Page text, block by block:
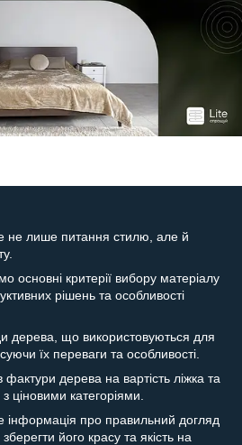
не лише питання стилю, але й
основні критерії вибору матеріалу
рішень та особливості
дерева, що використовуються для
їх переваги та особливості.
дерева на вартість ліжка та
ціновими категоріями.
про правильний догляд
його красу та якість на